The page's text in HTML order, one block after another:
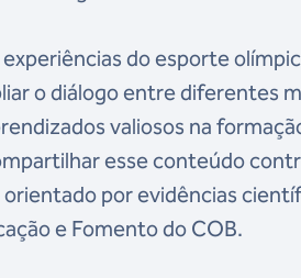
do esporte
o diálogo entre diferentes
valiosos na
esse conteúdo
por evidências
e Fomento do COB.